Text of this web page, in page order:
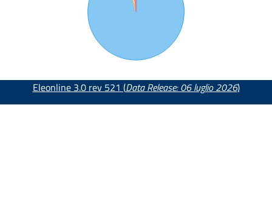
Eleonline 3.0 rev 521 (Data Release: 06 luglio 2026)